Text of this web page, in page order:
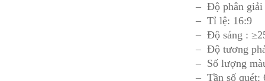
– Độ phân giải
– Tỉ lệ: 16:9
– Độ sáng :
– Độ tương
– Số lượng
– Tần số quét: